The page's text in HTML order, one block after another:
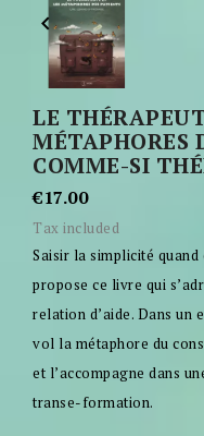

LE
MÉTAPHORES
COMME-SI
€17.00
Tax included
Saisir la simplicité quand
propose ce livre qui
relation d’aide. Dans un
vol la métaphore du
et l’accompagne dans
transe-formation.